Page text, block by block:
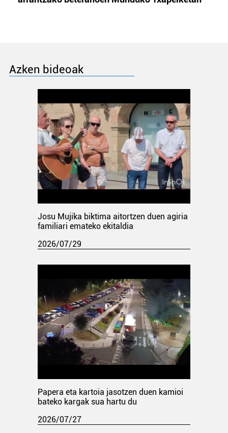
Azken bideoak
Josu Mujika biktima aitortzen duen agiria
familiari emateko ekitaldia
2026/07/29
Papera eta kartoia jasotzen duen kamioi
bateko kargak sua hartu du
2026/07/27